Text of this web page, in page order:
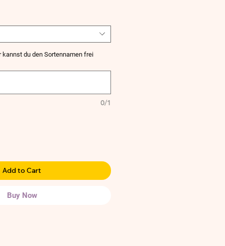
kannst du den Sortennamen frei
0/1
Add to Cart
Buy Now